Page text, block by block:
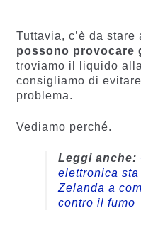
ni
Tuttavia, c’è da stare
possono provocare
troviamo il liquido
consigliamo di
problema.
Vediamo perché.
Leggi anche:
elettronica
Zelanda a
contro il fumo